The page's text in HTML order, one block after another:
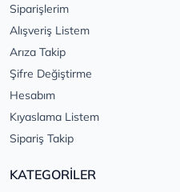
Siparişlerim
Alışveriş Listem
Arıza Takip
Şifre Değiştirme
Hesabım
Kıyaslama Listem
Sipariş Takip
KATEGORİLER